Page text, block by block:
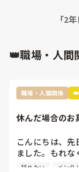
いてないな
「2
👑職場・人間
職場・人間関係
休んだ場合のお
こんにちは、
ました。もれ
ことになりまし
辞めたい メンタル